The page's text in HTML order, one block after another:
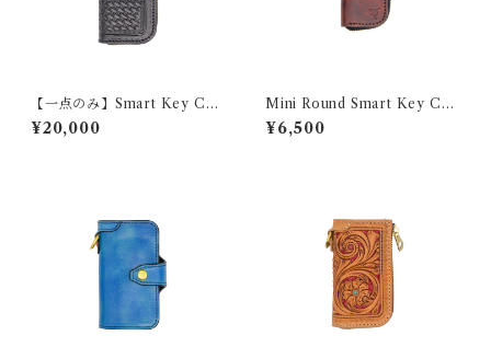
【一点のみ】Smart Key Cas
e 『GROUND BASKET』
¥20,000
Mini Round Smart Key Cas
e ANTIQUE
¥6,500